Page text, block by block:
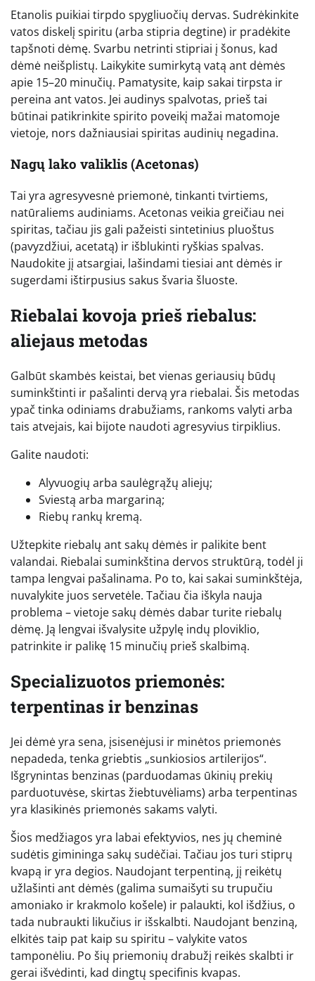
Etanolis puikiai tirpdo spygliuočių dervas. Sudrėkinkite
vatos diskelį spiritu (arba stipria degtine) ir pradėkite
tapšnoti dėmę. Svarbu netrinti stipriai į šonus, kad
dėmė neišplistų. Laikykite sumirkytą vatą ant dėmės
apie 15–20 minučių. Pamatysite, kaip sakai tirpsta ir
pereina ant vatos. Jei audinys spalvotas, prieš tai
būtinai patikrinkite spirito poveikį mažai matomoje
vietoje, nors dažniausiai spiritas audinių negadina.
Nagų lako valiklis (Acetonas)
Tai yra agresyvesnė priemonė, tinkanti tvirtiems,
natūraliems audiniams. Acetonas veikia greičiau nei
spiritas, tačiau jis gali pažeisti sintetinius pluoštus
(pavyzdžiui, acetatą) ir išblukinti ryškias spalvas.
Naudokite jį atsargiai, lašindami tiesiai ant dėmės ir
sugerdami ištirpusius sakus švaria šluoste.
Riebalai kovoja prieš riebalus:
aliejaus metodas
Galbūt skambės keistai, bet vienas geriausių būdų
suminkštinti ir pašalinti dervą yra riebalai. Šis metodas
ypač tinka odiniams drabužiams, rankoms valyti arba
tais atvejais, kai bijote naudoti agresyvius tirpiklius.
Galite naudoti:
Alyvuogių arba saulėgrąžų aliejų;
Sviestą arba margariną;
Riebų rankų kremą.
Užtepkite riebalų ant sakų dėmės ir palikite bent
valandai. Riebalai suminkština dervos struktūrą, todėl ji
tampa lengvai pašalinama. Po to, kai sakai suminkštėja,
nuvalykite juos servetėle. Tačiau čia iškyla nauja
problema – vietoje sakų dėmės dabar turite riebalų
dėmę. Ją lengvai išvalysite užpylę indų ploviklio,
patrinkite ir palikę 15 minučių prieš skalbimą.
Specializuotos priemonės:
terpentinas ir benzinas
Jei dėmė yra sena, įsisenėjusi ir minėtos priemonės
nepadeda, tenka griebtis „sunkiosios artilerijos“.
Išgrynintas benzinas (parduodamas ūkinių prekių
parduotuvėse, skirtas žiebtuvėliams) arba terpentinas
yra klasikinės priemonės sakams valyti.
Šios medžiagos yra labai efektyvios, nes jų cheminė
sudėtis gimininga sakų sudėčiai. Tačiau jos turi stiprų
kvapą ir yra degios. Naudojant terpentiną, jį reikėtų
užlašinti ant dėmės (galima sumaišyti su trupučiu
amoniako ir krakmolo košele) ir palaukti, kol išdžius, o
tada nubraukti likučius ir išskalbti. Naudojant benziną,
elkitės taip pat kaip su spiritu – valykite vatos
tamponėliu. Po šių priemonių drabužį reikės skalbti ir
gerai išvėdinti, kad dingtų specifinis kvapas.